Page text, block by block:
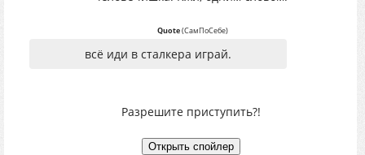
Quote(СамПоСебе)
всё иди в сталкера играй.
Разрешите приступить?!